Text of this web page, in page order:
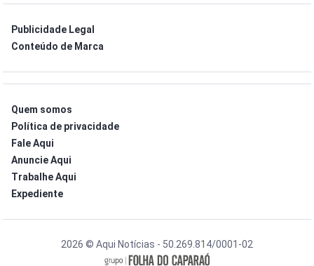
Publicidade Legal
Conteúdo de Marca
Quem somos
Política de privacidade
Fale Aqui
Anuncie Aqui
Trabalhe Aqui
Expediente
2026 © Aqui Notícias - 50.269.814/0001-02